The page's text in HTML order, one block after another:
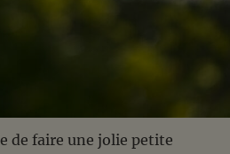
de faire une jolie petite